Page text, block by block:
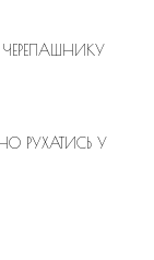
РУХАТИСЬ У